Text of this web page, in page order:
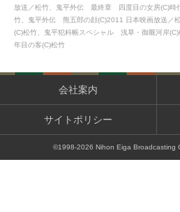
放送／松竹、鬼平外伝 最終章 四度目の女房(C)時
竹、鬼平外伝 熊五郎の顔(C)2011 日本映画放送／
(C)松竹、鬼平犯科帳スペシャル 浅草・御厩河岸
年目の客(C)松竹
会社案内
サイトポリシー
©1998-2026 Nihon Eiga Broadcasting